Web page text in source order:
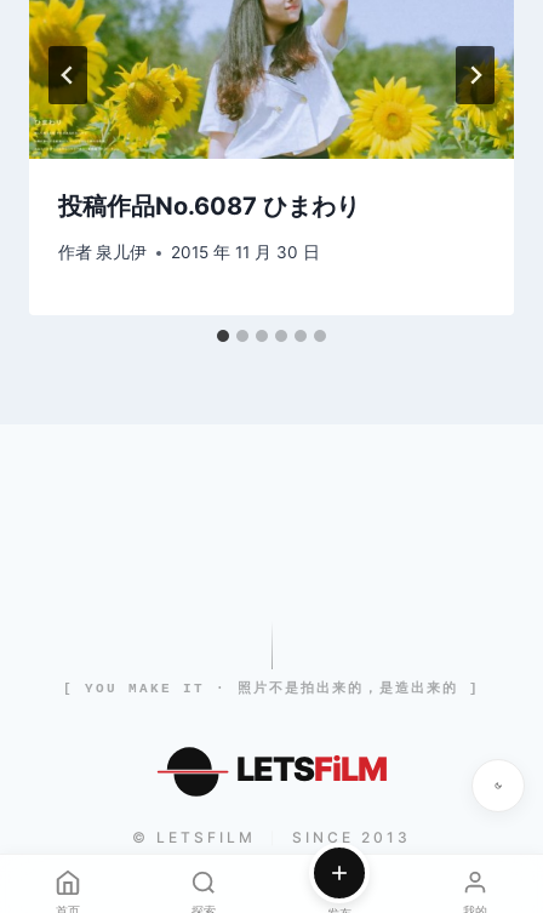
投稿作品No.6087 ひまわり
作者 泉儿伊 2015 年 11 月 30 日
[ YOU MAKE IT · 照片不是拍出来的，是造出来的 ]
LETSFiLM
© LETSFILM SINCE 2013
首页 探索 我的